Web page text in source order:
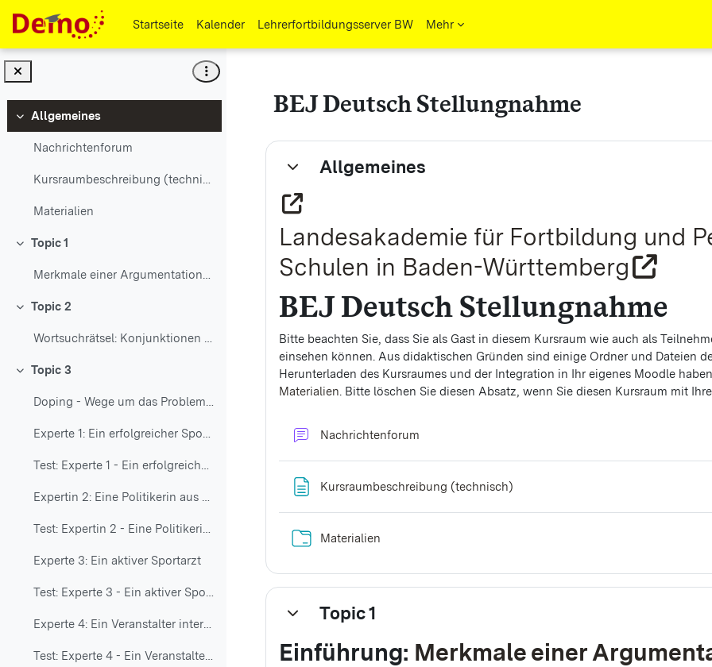
Startseite
Kalender Lehrerfortbildungsserver BW Mehr
Einklappen
Allgemeines
Nachrichtenforum
Kursraumbeschreibung (technisch)
Materialien
Einklappen
Topic 1
Merkmale einer Argumentation/Stellungnahme
Einklappen
Topic 2
Wortsuchrätsel: Konjunktionen (Bindewörter)
Einklappen
Topic 3
Doping - Wege um das Problem in den Griff zu bekom...
Experte 1: Ein erfolgreicher Sportler (Triathlet)
Test: Experte 1 - Ein erfolgreicher Sportler - Textverständnis
Expertin 2: Eine Politikerin aus dem Bundestag
Test: Expertin 2 - Eine Politikerin- Textverständnis
Experte 3: Ein aktiver Sportarzt
Test: Experte 3 - Ein aktiver Sportarzt - Textverständnis
Experte 4: Ein Veranstalter internationaler Sportwettkämpfe
Test: Experte 4 - Ein Veranstalter - Textverständnis
BEJ Deutsch Stellungnahme
Abschnittsübersicht
EinklappenAllgemeines
Landesakademie für Fortbildung und
Schulen in Baden-Württemberg
BEJ Deutsch Stellungnahme
Bitte beachten Sie, dass Sie als Gast in diesem Kursraum wie auch als
einsehen können. Aus didaktischen Gründen sind einige Ordner und Dateien
Herunterladen des Kursraumes und der Integration in Ihr eigenes Moodle
Materialien. Bitte löschen Sie diesen Absatz, wenn Sie diesen Kursraum mit
Nachrichtenforum
Kursraumbeschreibung (technisch)Textseite
MaterialienVerzeichnis
EinklappenTopic 1
Einführung: Merkmale einer